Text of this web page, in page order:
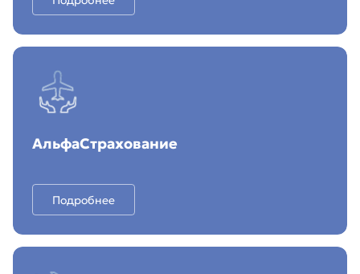
АльфаСтрахование
Подробнее